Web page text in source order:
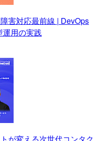
害対応最前線 | DevOps
運用の実践